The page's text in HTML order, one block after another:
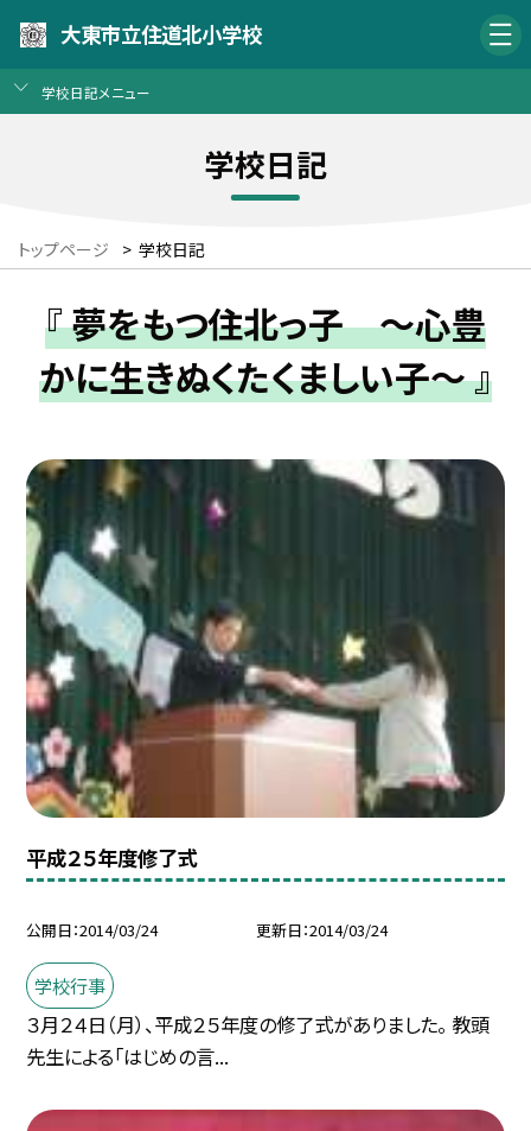
大東市立住道北小学校
学校日記メニュー
学校日記
トップページ > 学校日記
『 夢をもつ住北っ子 〜心豊
かに生きぬくたくましい子〜 』
平成２５年度修了式
公開日 2014/03/24 更新日 2014/03/24
学校行事
３月２４日（月）、平成２５年度の修了式がありました。 教頭
先生による「はじめの言...